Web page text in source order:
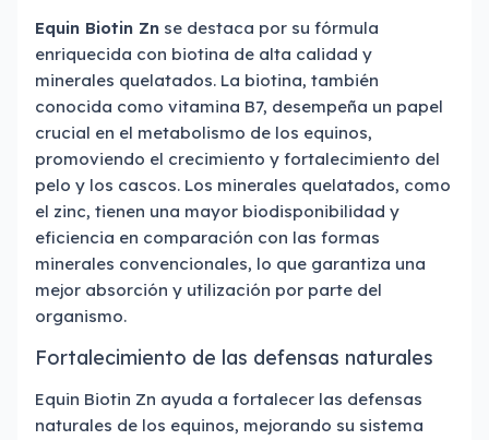
Equin Biotin Zn se destaca por su fórmula
enriquecida con biotina de alta calidad y
minerales quelatados. La biotina, también
conocida como vitamina B7, desempeña un papel
crucial en el metabolismo de los equinos,
promoviendo el crecimiento y fortalecimiento del
pelo y los cascos. Los minerales quelatados, como
el zinc, tienen una mayor biodisponibilidad y
eficiencia en comparación con las formas
minerales convencionales, lo que garantiza una
mejor absorción y utilización por parte del
organismo.
Fortalecimiento de las defensas naturales
Equin Biotin Zn ayuda a fortalecer las defensas
naturales de los equinos, mejorando su sistema